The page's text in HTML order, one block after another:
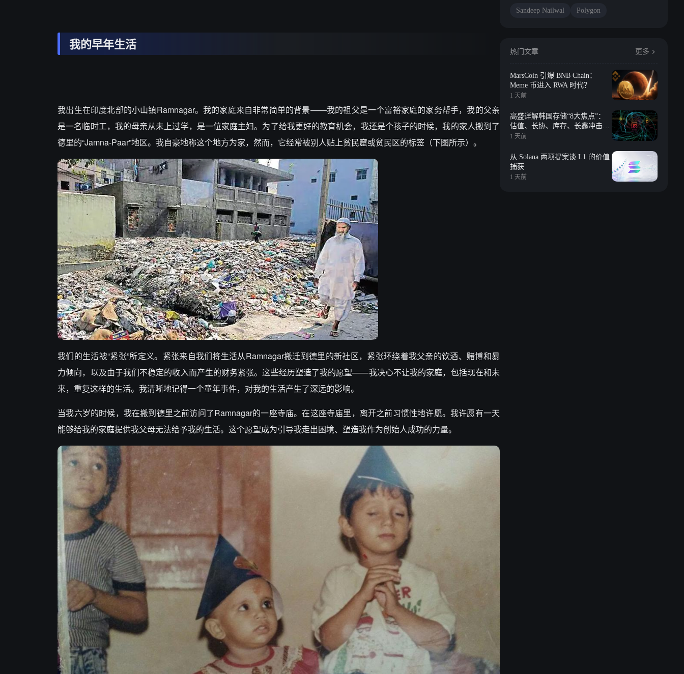
我的早年生活
我出生在印度北部的小山镇Ramnagar。我的家庭来自非常简单的背景——我的祖父是一个富裕家庭的家务帮手，我的父亲
是一名临时工，我的母亲从未上过学，是一位家庭主妇。为了给我更好的教育机会，我还是个孩子的时候，我的家人搬到了
德里的“Jamna-Paar”地区。我自豪地称这个地方为家，然而，它经常被别人贴上贫民窟或贫民区的标签（下图所示）。
我们的生活被“紧张”所定义。紧张来自我们将生活从Ramnagar搬迁到德里的新社区，紧张环绕着我父亲的饮酒、赌博和暴
力倾向，以及由于我们不稳定的收入而产生的财务紧张。这些经历塑造了我的愿望——我决心不让我的家庭，包括现在和未
来，重复这样的生活。我清晰地记得一个童年事件，对我的生活产生了深远的影响。
当我六岁的时候，我在搬到德里之前访问了Ramnagar的一座寺庙。在这座寺庙里，离开之前习惯性地许愿。我许愿有一天
能够给我的家庭提供我父母无法给予我的生活。这个愿望成为引导我走出困境、塑造我作为创始人成功的力量。
Sandeep Nailwal Polygon
热门文章 更多
MarsCoin 引爆 BNB Chain：
Meme 币进入 RWA 时代？
1 天前
高盛详解韩国存储“8大焦点”：
估值、长协、库存、长鑫冲击、
回购等
1 天前
从 Solana 两项提案谈 L1 的价值
捕获
1 天前